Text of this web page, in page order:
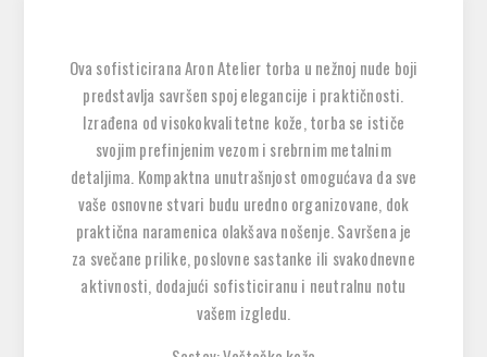
Ova sofisticirana Aron Atelier torba u nežnoj nude boji
predstavlja savršen spoj elegancije i praktičnosti.
Izrađena od visokokvalitetne kože, torba se ističe
svojim prefinjenim vezom i srebrnim metalnim
detaljima. Kompaktna unutrašnjost omogućava da sve
vaše osnovne stvari budu uredno organizovane, dok
praktična naramenica olakšava nošenje. Savršena je
za svečane prilike, poslovne sastanke ili svakodnevne
aktivnosti, dodajući sofisticiranu i neutralnu notu
vašem izgledu.